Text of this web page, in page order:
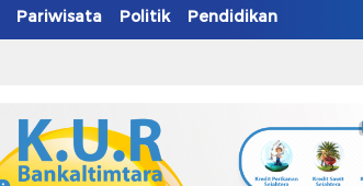
Pariwisata Politik Pendidikan